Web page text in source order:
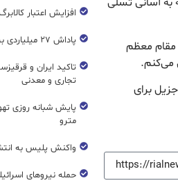
مقام معظم
می‌کنم.
برای
افزایش اعتبار
پاداش ۲۷ میلیاردی برای گزارش رمزارز غیرمجاز
تاکید ایران و
تجاری و معدنی
پایش شبانه روزی
مترو
واکنش پلیس به
حمله نیروهای